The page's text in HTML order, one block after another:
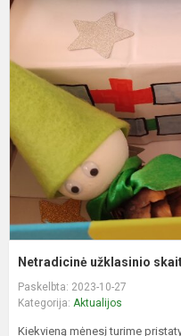
Netradicinė užklasinio
Paskelbta: 2023-10-27
Kategorija: Aktualijos
Kiekvieną mėnesį turime